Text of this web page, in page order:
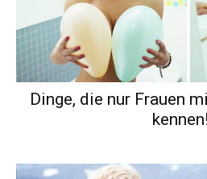
Dinge, die nur Frauen
kennen!